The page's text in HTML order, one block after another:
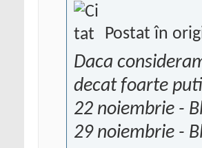
Postat în
Daca
decat foarte
22 noiembrie -
29 noiembrie -